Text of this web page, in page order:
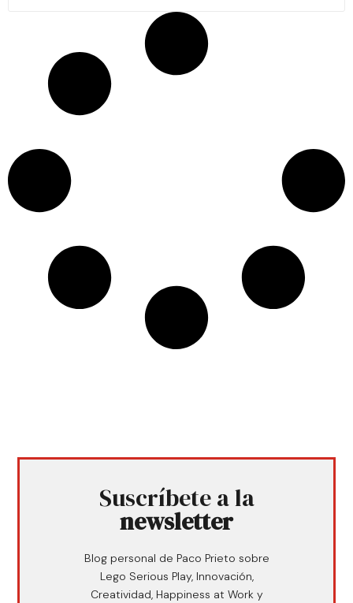
Suscríbete a la
newsletter
Blog personal de Paco Prieto sobre
Lego Serious Play, Innovación,
Creatividad, Happiness at Work y